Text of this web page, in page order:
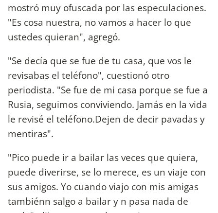
mostró muy ofuscada por las especulaciones.
"Es cosa nuestra, no vamos a hacer lo que
ustedes quieran", agregó.
"Se decía que se fue de tu casa, que vos le
revisabas el teléfono", cuestionó otro
periodista. "Se fue de mi casa porque se fue a
Rusia, seguimos conviviendo. Jamás en la vida
le revisé el teléfono.Dejen de decir pavadas y
mentiras".
"Pico puede ir a bailar las veces que quiera,
puede diverirse, se lo merece, es un viaje con
sus amigos. Yo cuando viajo con mis amigas
tambiénn salgo a bailar y n pasa nada de